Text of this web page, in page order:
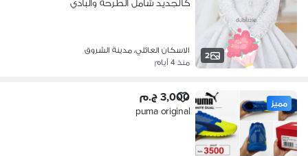
2
كالجديد شامل الطرحة والبادي
الاسكان العائلي، مدينة الشروق
منذ 4 أيام
مميز 3,000 ج.م
puma original